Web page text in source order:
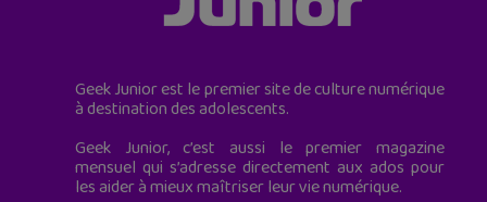
Geek Junior est le premier site de culture numérique
à destination des adolescents.
Geek Junior, c’est aussi le premier magazine
mensuel qui s’adresse directement aux ados pour
les aider à mieux maîtriser leur vie numérique.